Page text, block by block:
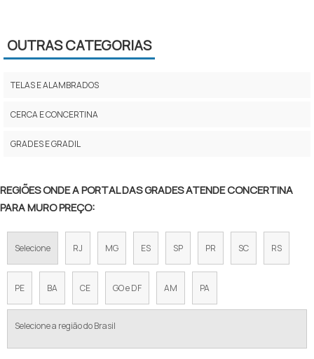
INSTALAÇÃO DE CONCERTINA PREÇO
CONCERTINA COMPRAR
CONCERTINA EM SOROCABA
CERCA CONCERTINA PREÇO POR METRO
CONCERTINA PREÇO 45 CM
OUTRAS CATEGORIAS
TELAS E ALAMBRADOS
CERCA E CONCERTINA
GRADES E GRADIL
REGIÕES ONDE A PORTAL DAS GRADES ATENDE CONCERTINA
PARA MURO PREÇO:
Selecione RJ MG ES SP PR SC RS
PE BA CE GO e DF AM PA
Selecione a região do Brasil